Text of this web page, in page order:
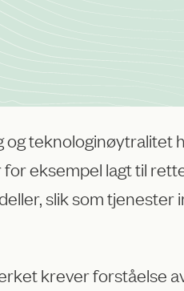
eksempel lagt til
slik som
krever forståelse